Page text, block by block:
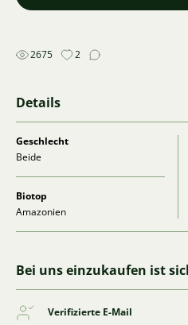
2675 2
Details
Geschlecht
Beide
Biotop
Amazonien
Bei uns einzukaufen ist
Verifizierte E-Mail